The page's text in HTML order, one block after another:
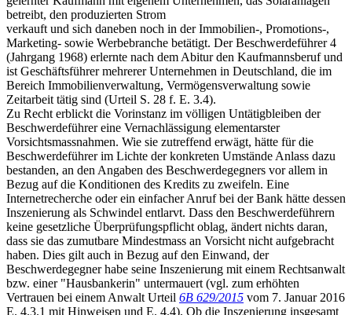
betreibt, den produzierten Strom
verkauft und sich daneben noch in der Immobilien-, Promotions-,
Marketing- sowie Werbebranche betätigt. Der Beschwerdeführer 4
(Jahrgang 1968) erlernte nach dem Abitur den Kaufmannsberuf und
ist Geschäftsführer mehrerer Unternehmen in Deutschland, die im
Bereich Immobilienverwaltung, Vermögensverwaltung sowie
Zeitarbeit tätig sind (Urteil S. 28 f. E. 3.4).
Zu Recht erblickt die Vorinstanz im völligen Untätigbleiben der
Beschwerdeführer eine Vernachlässigung elementarster
Vorsichtsmassnahmen. Wie sie zutreffend erwägt, hätte für die
Beschwerdeführer im Lichte der konkreten Umstände Anlass dazu
bestanden, an den Angaben des Beschwerdegegners vor allem in
Bezug auf die Konditionen des Kredits zu zweifeln. Eine
Internetrecherche oder ein einfacher Anruf bei der Bank hätte dessen
Inszenierung als Schwindel entlarvt. Dass den Beschwerdeführern
keine gesetzliche Überprüfungspflicht oblag, ändert nichts daran,
dass sie das zumutbare Mindestmass an Vorsicht nicht aufgebracht
haben. Dies gilt auch in Bezug auf den Einwand, der
Beschwerdegegner habe seine Inszenierung mit einem Rechtsanwalt
bzw. einer "Hausbankerin" untermauert (vgl. zum erhöhten
Vertrauen bei einem Anwalt Urteil 6B 629/2015 vom 7. Januar 2016
E. 4.3.1 mit Hinweisen und E. 4.4). Ob die Inszenierung insgesamt